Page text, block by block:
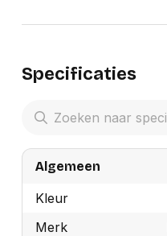
Specificaties
Algemeen
Kleur
Merk